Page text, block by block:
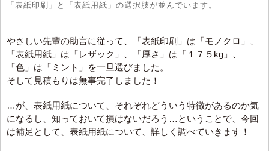
「表紙印刷」と「表紙用紙」の選択肢が並んでいます。
やさしい先輩の助言に従って、「表紙印刷」は「モノクロ」、
「表紙用紙」は「レザック」、「厚さ」は「１７５kg」、
「色」は「ミント」を一旦選びました。
そして見積もりは無事完了しました！
…が、表紙用紙について、それぞれどういう特徴があるのか気
になるし、知っておいて損はないだろう…ということで、今回
は補足として、表紙用紙について、詳しく調べていきます！